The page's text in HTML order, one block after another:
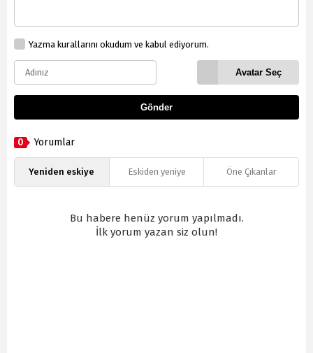
Yazma kurallarını okudum ve kabul ediyorum.
Avatar Seç
Gönder
0 Yorumlar
Yeniden eskiye Eskiden yeniye Öne Çıkanlar
Bu habere henüz yorum yapılmadı.
İlk yorum yazan siz olun!